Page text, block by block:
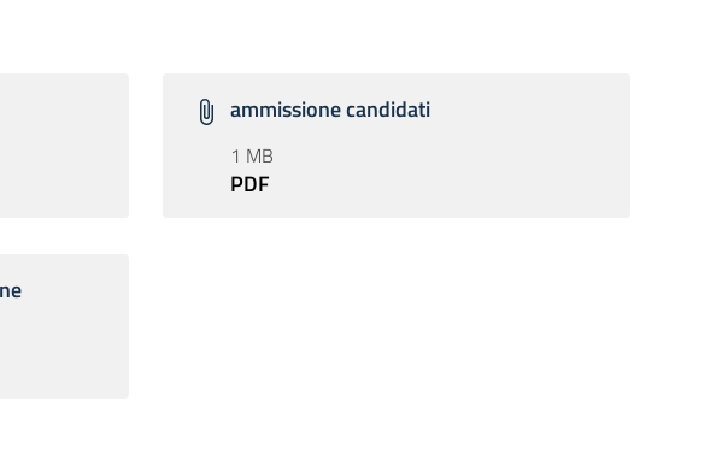
ammissione candidati
1 MB
PDF